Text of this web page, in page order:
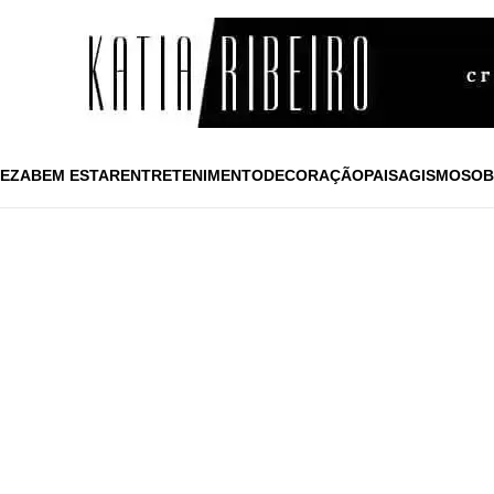
BEM ESTARENTRETENIMENTODECORAÇÃOPAISAGISMO